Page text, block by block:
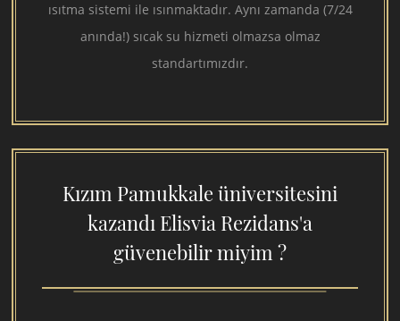
ısıtma sistemi ile ısınmaktadır. Aynı zamanda (7/24
anında!) sıcak su hizmeti olmazsa olmaz
standartımızdır.
Kızım Pamukkale üniversitesini
kazandı Elisvia Rezidans'a
güvenebilir miyim ?